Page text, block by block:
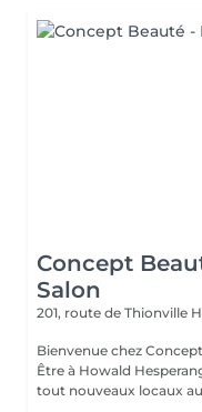
Concept
Salon
201, route de Thionville
Bienvenue chez Concept Beauté
Être à Howald
tout nouveaux locaux au